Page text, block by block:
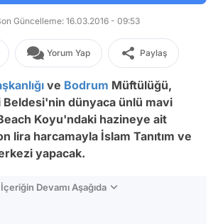
Güncelleme: 16.03.2016 - 09:53
Yorum Yap Paylaş
ve Bodrum Müftülüğü,
Beldesi'nin dünyaca ünlü mavi
Koyu'ndaki hazineye ait
lira harcamayla İslam Tanıtım ve
yapacak.
İçeriğin Devamı Aşağıda